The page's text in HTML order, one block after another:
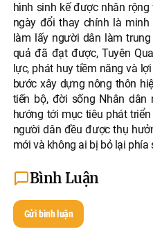
hình sinh kế được nhân
ngày đổi thay chính là
làm lấy người dân làm
quả đã đạt được, Tuyên
lực, phát huy tiềm năng và
bước xây dựng nông thôn
tiến bộ, đời sống Nhân dân
hướng tới mục tiêu phát
người dân đều được thụ
mới và không ai bị bỏ lại phía
Bình Luận
Gửi bình luận